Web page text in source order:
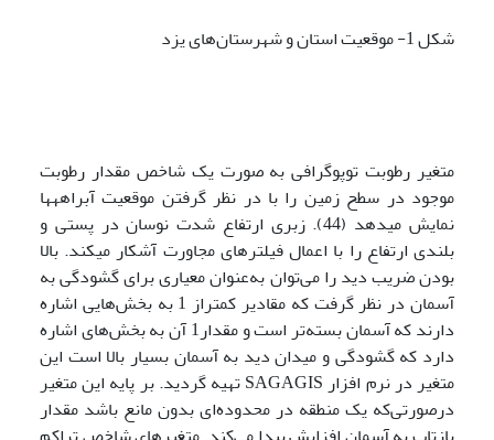
شکل 1- موقعیت استان و شهرستان‌های یزد
متغیر رطوبت توپوگرافی به صورت یک شاخص مقدار رطوبت
موجود در سطح زمین را با در نظر گرفتن موقعیت آبراهه­ها
نمایش می­دهد (44). زبری ارتفاع شدت نوسان در پستی و
بلندی ارتفاع را با اعمال فیلترهای مجاورت آشکار می­کند. بالا
بودن ضریب دید را می‌توان به‌عنوان معیاری برای گشودگی به
آسمان در نظر گرفت که مقادیر کمتراز 1 به بخش‌هایی اشاره
دارند که آسمان بسته‌تر است و مقدار1 آن به بخش‌های اشاره
دارد که گشودگی و میدان دید به آسمان بسیار بالا است این
متغیر در نرم افزار SAGAGIS تهیه گردید. بر پایه این متغیر
درصورتی‌که یک منطقه در محدوده‌ای بدون مانع باشد مقدار